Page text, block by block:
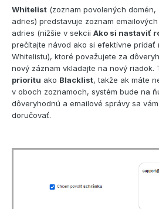
Whitelist (zoznam povolených domén,
adries) predstavuje zoznam
adries (nižšie v sekcii Ako si nastaviť
prečítajte návod ako si efektívne pridať
Whitelistu), ktoré považujete za
nový záznam vkladajte na nový riadok.
prioritu ako Blacklist, takže ak máte
v oboch zoznamoch, systém bude na
dôveryhodnú a emailové správy sa
doručovať.